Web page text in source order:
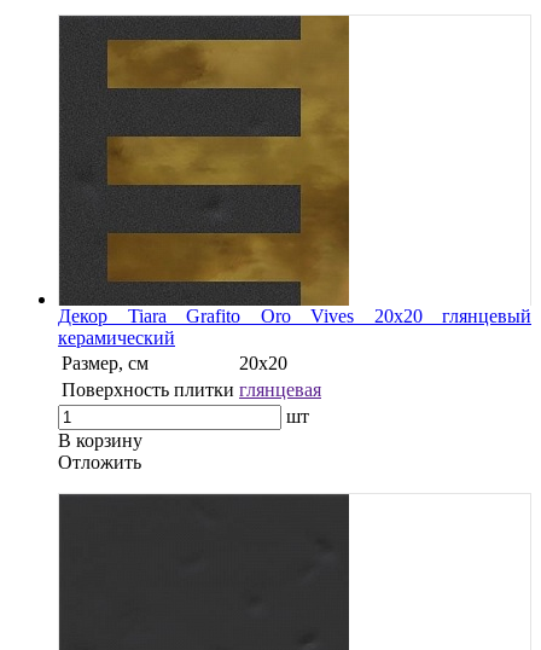
Декор Tiara Grafito Oro Vives 20x20 глянцевый
керамический
Размер, см
20x20
Поверхность плитки глянцевая
шт
В корзину
Oтложить